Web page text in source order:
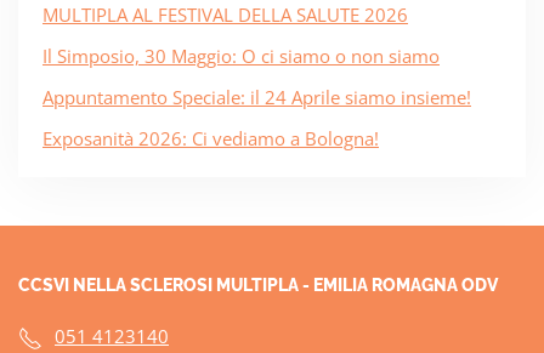
MULTIPLA AL FESTIVAL DELLA SALUTE 2026
Il Simposio, 30 Maggio: O ci siamo o non siamo
Appuntamento Speciale: il 24 Aprile siamo insieme!
Exposanità 2026: Ci vediamo a Bologna!
CCSVI NELLA SCLEROSI MULTIPLA - EMILIA ROMAGNA ODV
051 4123140